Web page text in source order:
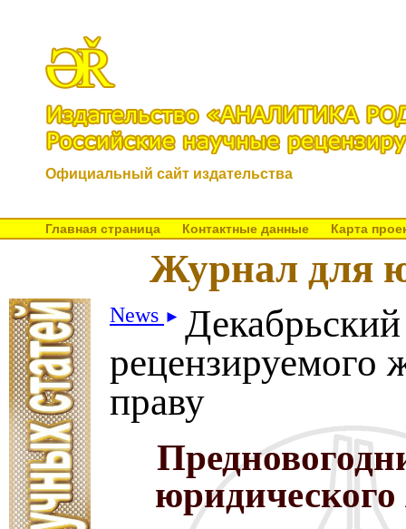
Официальный сайт издательства
Главная страница Контактные данные Карта
Журнал для
News ►
рецензируемого
праву